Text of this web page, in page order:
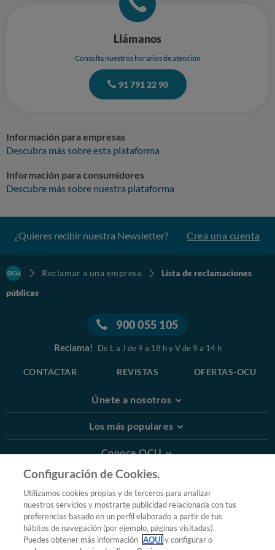
Llámanos
Consulta nuestros horarios de atención
91 791 22 90
Información para empresas
Descubra más sobre esta plataforma
Información para consumidores
Descubre más sobre nuestra plataforma
¿Quieres recibir nuestra Newsletter? Crea una cuenta
Reclamar a una empresa
Lista de reclamaciones
públicas
900 055 105
Reclama! De L a J de 9 a 18 h y V de 9 a 14 h
CONTACTAR REVISTAS OFERTAS-OCU
Únete a nosotros
Los más populares
Conoce OCU
Más Información
© 2026 OCU
Condiciones generales de contratación de OCU
Política de privacidad
Configuración de Cookies.
Utilizamos cookies propias y de terceros para analizar
nuestros servicios y mostrarte publicidad relacionada con tus
preferencias basado en un perfil elaborado a partir de tus
hábitos de navegación (por ejemplo, páginas visitadas).
Puedes obtener más información AQUÍy configurar o